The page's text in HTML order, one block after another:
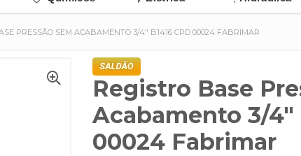
PRESSÃO SEM ACABAMENTO 3/4" B1416 CPD 00024 FABRIMAR
Registro Base
Acabamento 3/4"
00024 Fabrimar